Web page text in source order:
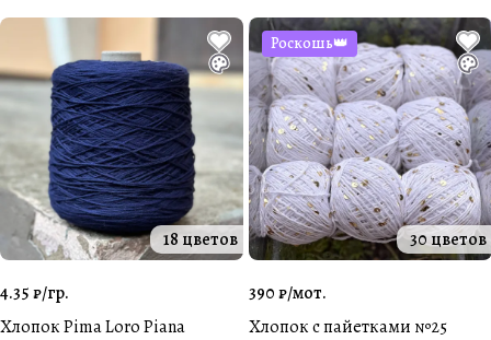
18 цветов
4.35 ₽/гр.
Хлопок Pima Loro Piana
Роскошь👑
30 цветов
390 ₽/мот.
Хлопок с пайетками №25